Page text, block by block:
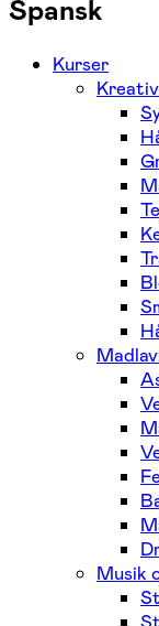
Spansk
Kurser
Musik